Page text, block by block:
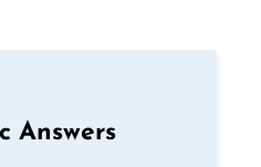
Answers